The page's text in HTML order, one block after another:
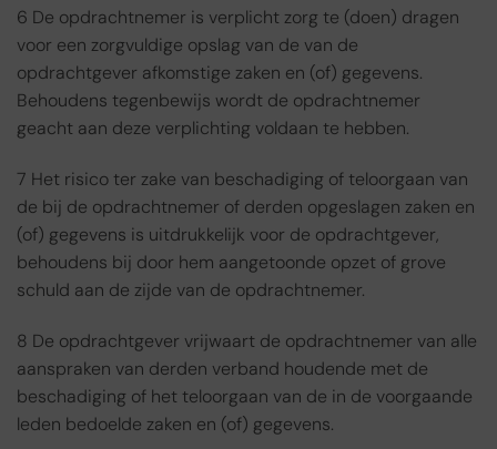
6 De opdrachtnemer is verplicht zorg te (doen) dragen
voor een zorgvuldige opslag van de van de
opdrachtgever afkomstige zaken en (of) gegevens.
Behoudens tegenbewijs wordt de opdrachtnemer
geacht aan deze verplichting voldaan te hebben.
7 Het risico ter zake van beschadiging of teloorgaan van
de bij de opdrachtnemer of derden opgeslagen zaken en
(of) gegevens is uitdrukkelijk voor de opdrachtgever,
behoudens bij door hem aangetoonde opzet of grove
schuld aan de zijde van de opdrachtnemer.
8 De opdrachtgever vrijwaart de opdrachtnemer van alle
aanspraken van derden verband houdende met de
beschadiging of het teloorgaan van de in de voorgaande
leden bedoelde zaken en (of) gegevens.